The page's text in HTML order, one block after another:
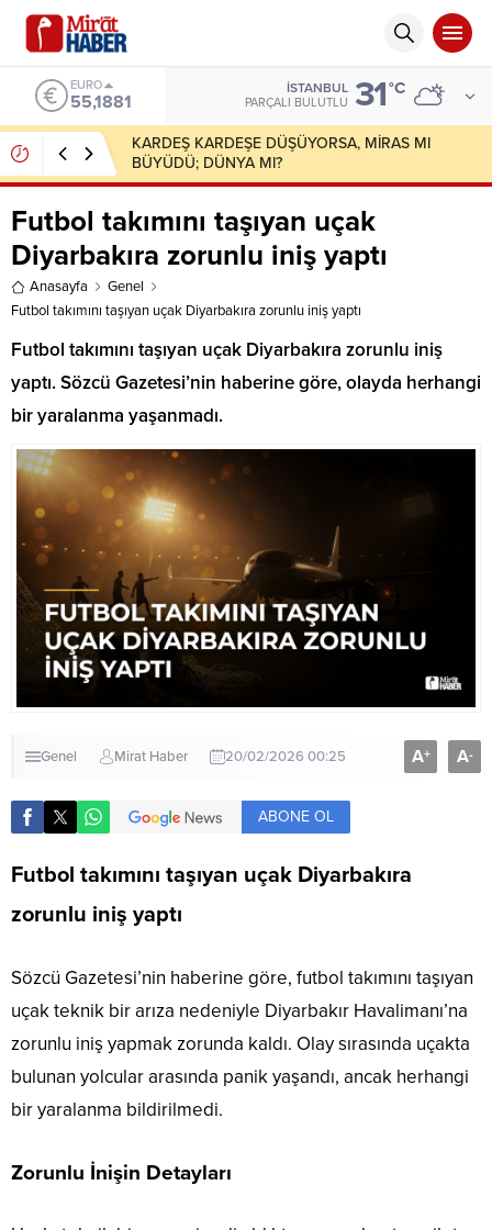
ALTIN
6.660,55
İSTANBUL
PARÇALI BULUTLU 31°C
Rusya bir NATO Ülkesine Saldırı Düzenleyebilir
Futbol takımını taşıyan uçak
Diyarbakıra zorunlu iniş yaptı
Anasayfa
Genel
Futbol takımını taşıyan uçak Diyarbakıra zorunlu iniş yaptı
Futbol takımını taşıyan uçak Diyarbakıra zorunlu iniş
yaptı. Sözcü Gazetesi’nin haberine göre, olayda herhangi
bir yaralanma yaşanmadı.
Genel Mirat Haber 20/02/2026 00:25 A+ A-
ABONE OL
Futbol takımını taşıyan uçak Diyarbakıra
zorunlu iniş yaptı
Sözcü Gazetesi’nin haberine göre, futbol takımını taşıyan
uçak teknik bir arıza nedeniyle Diyarbakır Havalimanı’na
zorunlu iniş yapmak zorunda kaldı. Olay sırasında uçakta
bulunan yolcular arasında panik yaşandı, ancak herhangi
bir yaralanma bildirilmedi.
Zorunlu İnişin Detayları